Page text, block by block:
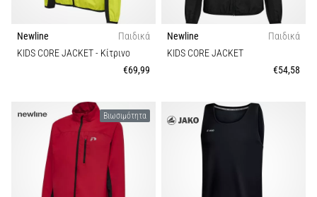
Newline
Παιδικά
KIDS CORE JACKET- Κίτρινο
€69,99
Newline
Παιδικά
KIDS CORE JACKET
€54,58
Βιωσιμότητα